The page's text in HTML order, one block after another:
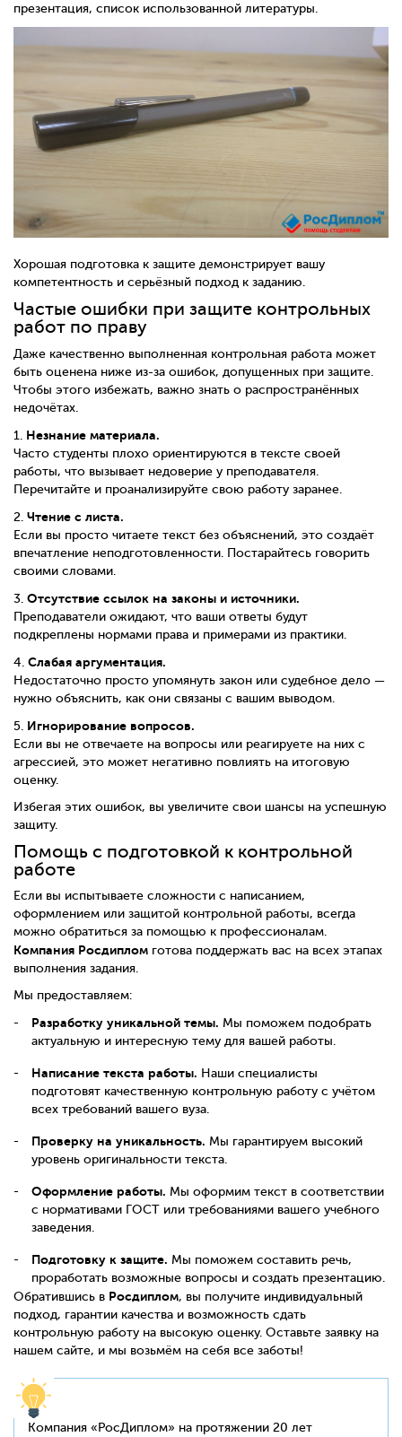
презентация, список использованной литературы.
Хорошая подготовка к защите демонстрирует вашу
компетентность и серьёзный подход к заданию.
Частые ошибки при защите контрольных
работ по праву
Даже качественно выполненная контрольная работа может
быть оценена ниже из-за ошибок, допущенных при защите.
Чтобы этого избежать, важно знать о распространённых
недочётах.
1. Незнание материала.
Часто студенты плохо ориентируются в тексте своей
работы, что вызывает недоверие у преподавателя.
Перечитайте и проанализируйте свою работу заранее.
2. Чтение с листа.
Если вы просто читаете текст без объяснений, это создаёт
впечатление неподготовленности. Постарайтесь говорить
своими словами.
3. Отсутствие ссылок на законы и источники.
Преподаватели ожидают, что ваши ответы будут
подкреплены нормами права и примерами из практики.
4. Слабая аргументация.
Недостаточно просто упомянуть закон или судебное дело —
нужно объяснить, как они связаны с вашим выводом.
5. Игнорирование вопросов.
Если вы не отвечаете на вопросы или реагируете на них с
агрессией, это может негативно повлиять на итоговую
оценку.
Избегая этих ошибок, вы увеличите свои шансы на успешную
защиту.
Помощь с подготовкой к контрольной
работе
Если вы испытываете сложности с написанием,
оформлением или защитой контрольной работы, всегда
можно обратиться за помощью к профессионалам.
Компания Росдиплом готова поддержать вас на всех этапах
выполнения задания.
Мы предоставляем:
Разработку уникальной темы. Мы поможем подобрать
актуальную и интересную тему для вашей работы.
Написание текста работы. Наши специалисты
подготовят качественную контрольную работу с учётом
всех требований вашего вуза.
Проверку на уникальность. Мы гарантируем высокий
уровень оригинальности текста.
Оформление работы. Мы оформим текст в соответствии
с нормативами ГОСТ или требованиями вашего учебного
заведения.
Подготовку к защите. Мы поможем составить речь,
проработать возможные вопросы и создать презентацию.
Обратившись в Росдиплом, вы получите индивидуальный
подход, гарантии качества и возможность сдать
контрольную работу на высокую оценку. Оставьте заявку на
нашем сайте, и мы возьмём на себя все заботы!
Компания «РосДиплом» на протяжении 20 лет